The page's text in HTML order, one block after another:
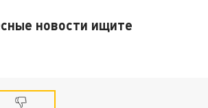
новости ищите